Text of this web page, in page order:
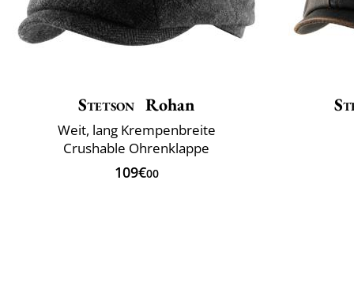
Stetson Rohan
Weit, lang Krempenbreite
Crushable Ohrenklappe
109€00